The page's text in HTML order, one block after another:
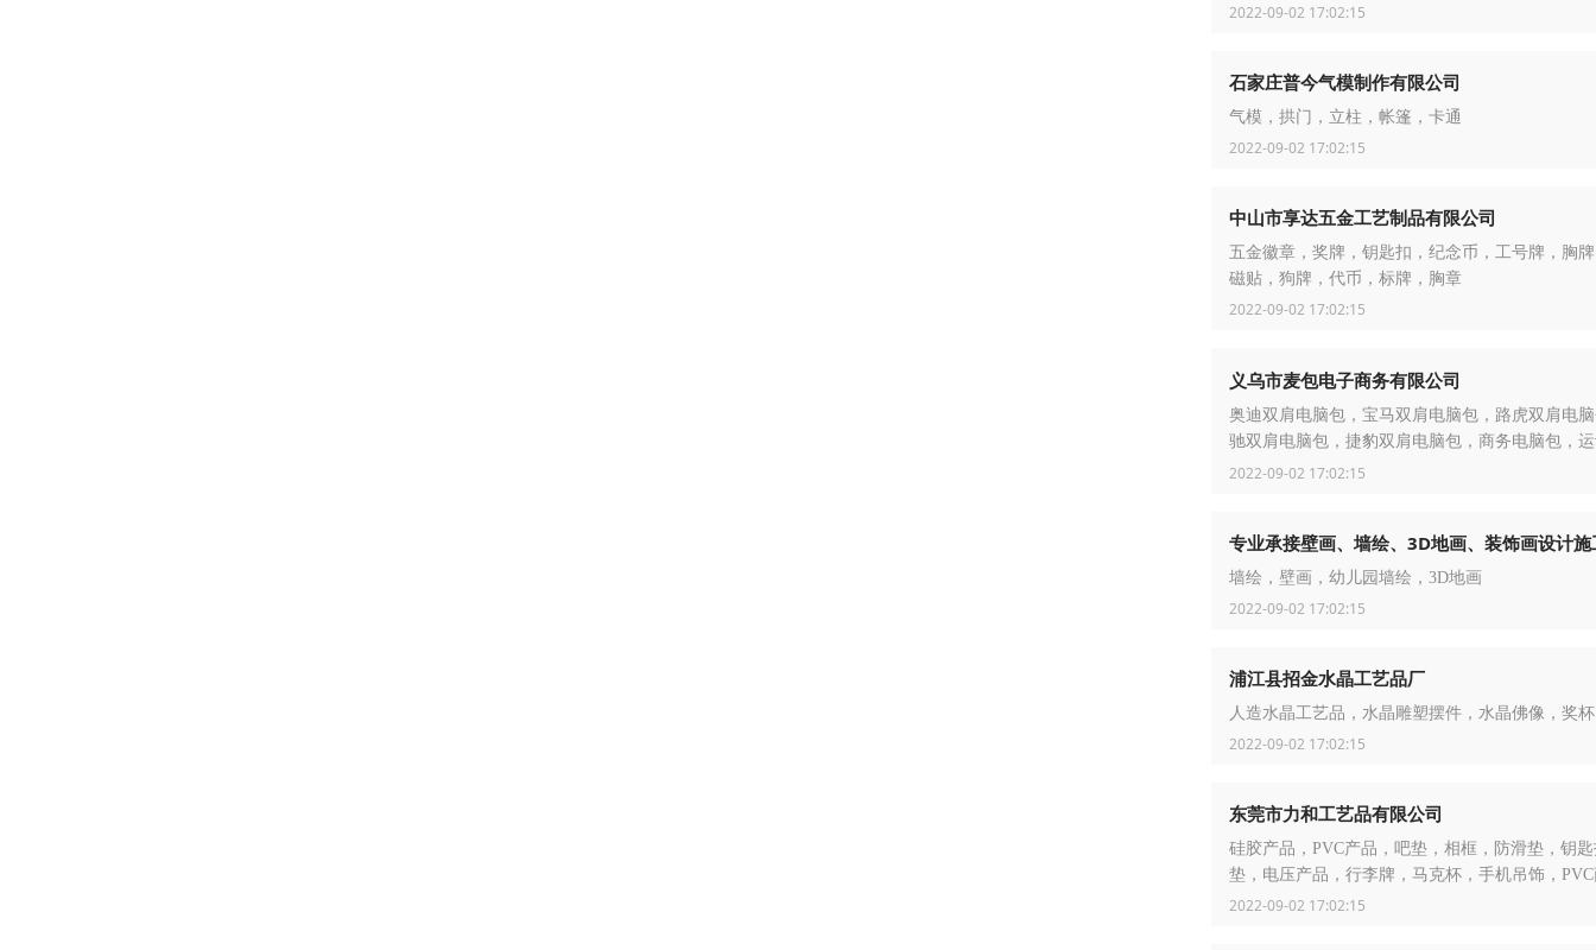
2022-09-02 17:02:15
石家庄普今气模制作有限公司
气模，拱门，立柱，帐篷，卡通
2022-09-02 17:02:15
中山市享达五金工艺制品有限公司
五金徽章，奖牌，钥匙扣，纪念币，工号牌，胸
磁贴，狗牌，代币，标牌，胸章
2022-09-02 17:02:15
义乌市麦包电子商务有限公司
奥迪双肩电脑包，宝马双肩电脑包，路虎双肩电
驰双肩电脑包，捷豹双肩电脑包，商务电脑包，
包，休闲电脑包，户外电脑包，旅行电脑包，多
2022-09-02 17:02:15
专业承接壁画、墙绘、3D地画、装饰画设计施
墙绘，壁画，幼儿园墙绘，3D地画
2022-09-02 17:02:15
浦江县招金水晶工艺品厂
人造水晶工艺品，水晶雕塑摆件，水晶佛像，奖杯
2022-09-02 17:02:15
东莞市力和工艺品有限公司
硅胶产品，PVC产品，吧垫，相框，防滑垫，钥
垫，电压产品，行李牌，马克杯，手机吊饰，
2022-09-02 17:02:15